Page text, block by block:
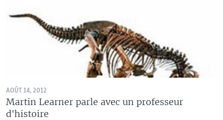
AOÛT 14, 2012
Martin Learner parle avec un professeur
d'histoire